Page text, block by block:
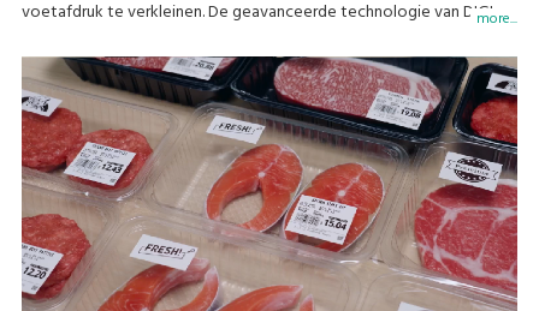
voetafdruk te verkleinen. De geavanceerde technologie van DIGImore...